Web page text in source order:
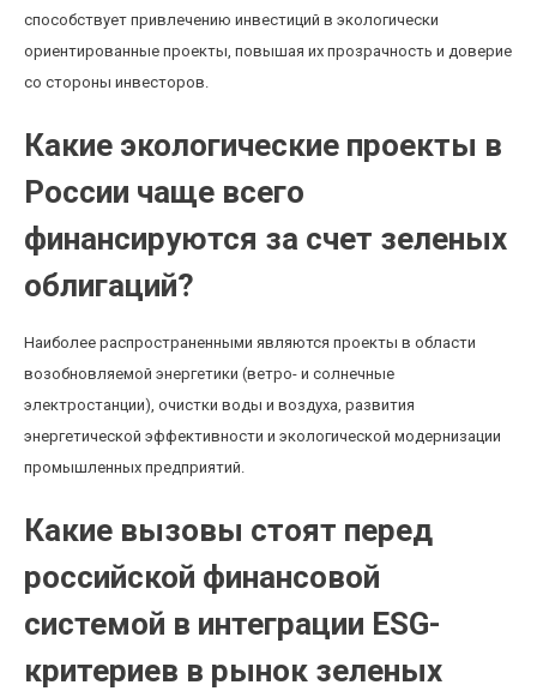
способствует привлечению инвестиций в экологически
ориентированные проекты, повышая их прозрачность и доверие
со стороны инвесторов.
Какие экологические проекты в
России чаще всего
финансируются за счет зеленых
облигаций?
Наиболее распространенными являются проекты в области
возобновляемой энергетики (ветро- и солнечные
электростанции), очистки воды и воздуха, развития
энергетической эффективности и экологической модернизации
промышленных предприятий.
Какие вызовы стоят перед
российской финансовой
системой в интеграции ESG-
критериев в рынок зеленых